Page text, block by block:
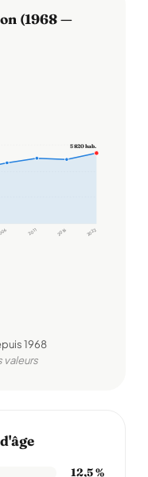
(1968 —
2011 2016 2022
5 820 hab.
1968
valeurs
12,5 %